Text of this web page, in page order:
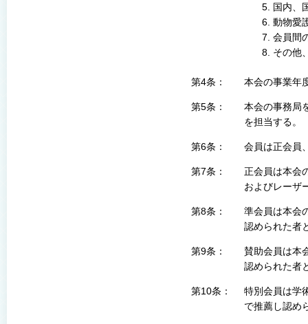
国内、
動物愛
会員間
その他
第4条： 本会の事業年
第5条：
本会の事務局
を担当する。
第6条： 会員は正会員
第7条：
正会員は本会
およびレーザ
第8条：
準会員は本会
認められた者
第9条：
賛助会員は本
認められた者
第10条：
特別会員は学
で推薦し認め